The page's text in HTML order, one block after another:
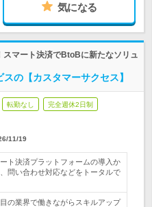
気になる
マート決済でBtoBに新たなソリュ
の【カスタマーサクセス】
転勤なし 完全週休2日制
11/19
ト決済プラットフォームの導入か
問い合わせ対応などをトータルで
の業界で働きながらスキルアップ